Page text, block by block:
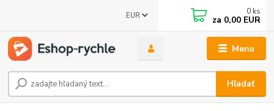
Menu
EUR
Hľadať
0 ks
za 0,00 EUR